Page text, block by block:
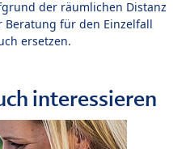
der räumlichen Distanz
Beratung für den Einzelfall
ersetzen.
interessieren